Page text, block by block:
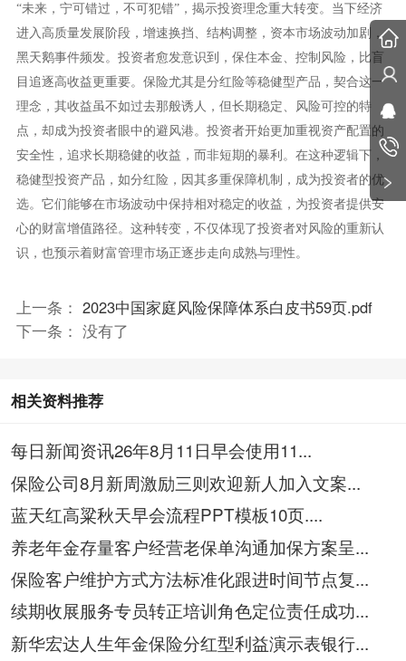
“未来，宁可错过，不可犯错”，揭示投资理念重大转变。当下经济
进入高质量发展阶段，增速换挡、结构调整，资本市场波动加剧，
黑天鹅事件频发。投资者愈发意识到，保住本金、控制风险，比盲
目追逐高收益更重要。保险尤其是分红险等稳健型产品，契合这一
理念，其收益虽不如过去那般诱人，但长期稳定、风险可控的特
点，却成为投资者眼中的避风港。投资者开始更加重视资产配置的
安全性，追求长期稳健的收益，而非短期的暴利。在这种逻辑下，
稳健型投资产品，如分红险，因其多重保障机制，成为投资者的优
选。它们能够在市场波动中保持相对稳定的收益，为投资者提供安
心的财富增值路径。这种转变，不仅体现了投资者对风险的重新认
识，也预示着财富管理市场正逐步走向成熟与理性。
上一条： 2023中国家庭风险保障体系白皮书59页.pdf
下一条： 没有了
相关资料推荐
每日新闻资讯26年8月11日早会使用11...
保险公司8月新周激励三则欢迎新人加入文案...
蓝天红高粱秋天早会流程PPT模板10页....
养老年金存量客户经营老保单沟通加保方案呈...
保险客户维护方式方法标准化跟进时间节点复...
续期收展服务专员转正培训角色定位责任成功...
新华宏达人生年金保险分红型利益演示表银行...